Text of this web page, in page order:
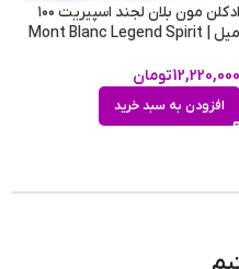
ادکلن مون بلان لجند اسپیریت ۱۰۰
میل | Mont Blanc Legend Spirit
12,220,000تومان
افزودن به سبد خرید